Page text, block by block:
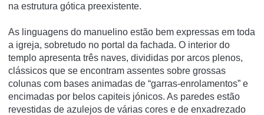
na estrutura gótica preexistente.
As linguagens do manuelino estão bem expressas em toda
a igreja, sobretudo no portal da fachada. O interior do
templo apresenta três naves, divididas por arcos plenos,
clássicos que se encontram assentes sobre grossas
colunas com bases animadas de “garras-enrolamentos” e
encimadas por belos capiteis jónicos. As paredes estão
revestidas de azulejos de várias cores e de enxadrezado